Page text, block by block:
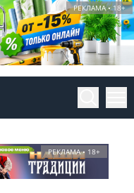
РЕКЛАМА • 18+
РЕКЛАМА • 18+